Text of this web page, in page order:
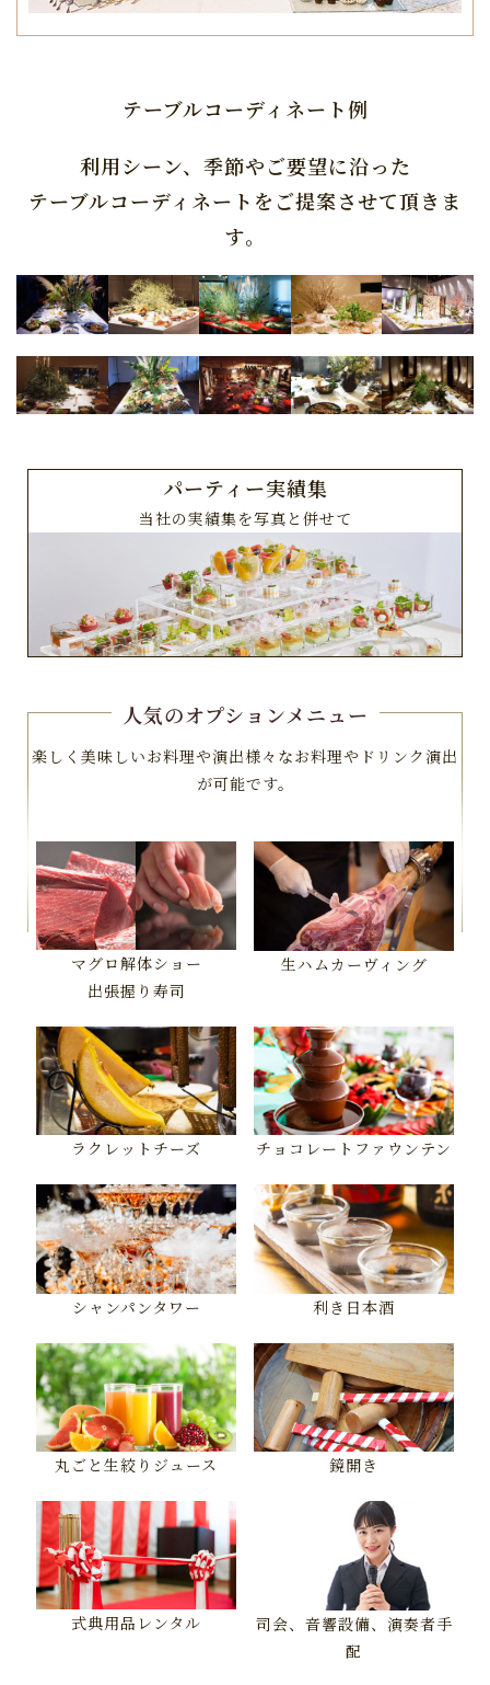
テーブルコーディネート例
利用シーン、季節やご要望に沿った
テーブルコーディネートをご提案させて頂きま
す。
パーティー実績集
当社の実績集を写真と併せて
人気のオプションメニュー
楽しく美味しいお料理や演出様々なお料理やドリンク演出
が可能です。
マグロ解体ショー
出張握り寿司
生ハムカーヴィング
ラクレットチーズ チョコレートファウンテン
シャンパンタワー 利き日本酒
丸ごと生絞りジュース 鏡開き
式典用品レンタル
司会、音響設備、演奏者手
配